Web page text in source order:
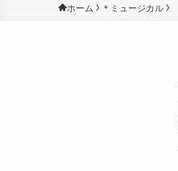
ホーム ＊ミュージカル